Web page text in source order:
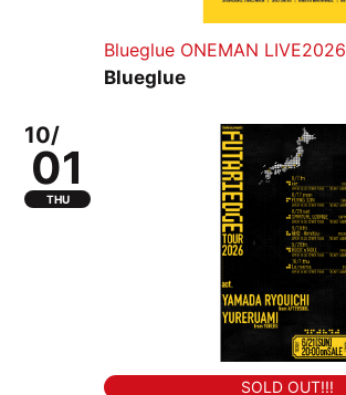
Blueglue ONEMAN LIVE2026
Blueglue
10/
01
THU
SOLD OUT!!!